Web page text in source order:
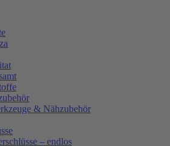
& Nähzubehör
– endlos